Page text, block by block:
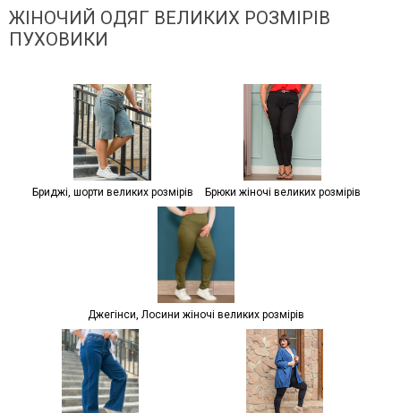
ЖІНОЧИЙ ОДЯГ ВЕЛИКИХ РОЗМІРІВ
ПУХОВИКИ
Бриджі, шорти великих розмірів Брюки жіночі великих розмірів
Джегінси, Лосини жіночі великих розмірів